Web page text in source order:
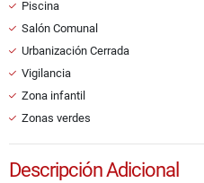
Piscina
Salón Comunal
Urbanización Cerrada
Vigilancia
Zona infantil
Zonas verdes
Descripción Adicional